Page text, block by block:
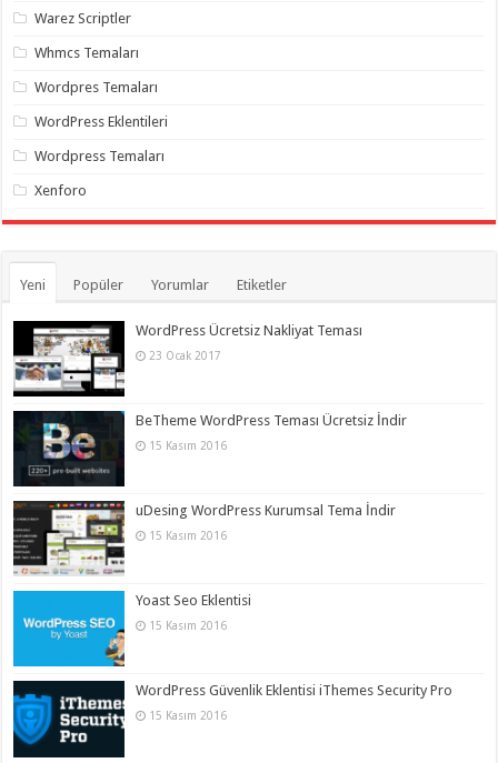
takipçi
instagram
hilesi ,
Warez Scriptler
Whmcs Temaları
Wordpres Temaları
WordPress Eklentileri
Wordpress Temaları
Xenforo
Yeni Popüler Yorumlar Etiketler
WordPress Ücretsiz Nakliyat Teması
23 Ocak 2017
BeTheme WordPress Teması Ücretsiz İndir
15 Kasım 2016
uDesing WordPress Kurumsal Tema İndir
15 Kasım 2016
Yoast Seo Eklentisi
15 Kasım 2016
WordPress Güvenlik Eklentisi iThemes Security Pro
15 Kasım 2016